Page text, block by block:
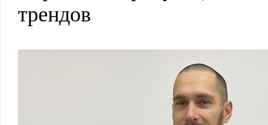
трендов